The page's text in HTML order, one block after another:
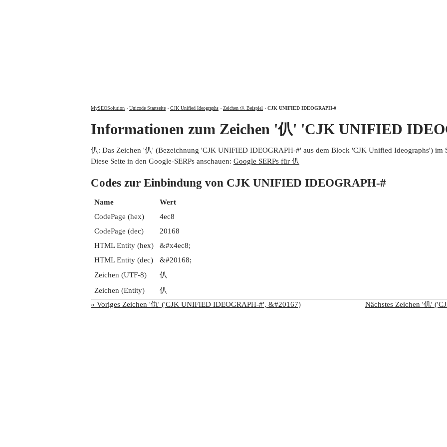
MySEOSolution › Unicode Startseite › CJK Unified Ideographs › Zeichen 仈 Beispiel › CJK UNIFIED IDEOGRAPH-#
Informationen zum Zeichen '仈' 'CJK UNIFIED
仈: Das Zeichen '仈' (Bezeichnung 'CJK UNIFIED IDEOGRAPH-#' aus dem Block 'CJK Unified Ideographs') im
Diese Seite in den Google-SERPs anschauen: Google SERPs für 仈
Codes zur Einbindung von CJK UNIFIED IDEOGRAPH-#
Name
Wert
CodePage (hex)
4ec8
CodePage (dec)
20168
HTML Entity (hex)
&#x4ec8;
HTML Entity (dec)
&#20168;
Zeichen (UTF-8)
仈
Zeichen (Entity)
仈
« Voriges Zeichen '仇' ('CJK UNIFIED IDEOGRAPH-#', &#20167)
Nächstes Zeichen '仉'